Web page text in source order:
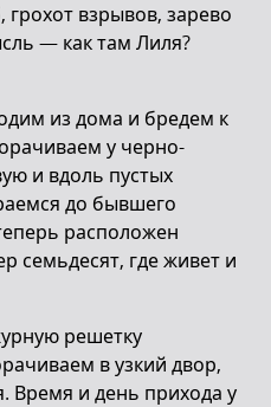
взрывов, зарево
— как там Лиля?
из дома и бредем к
у черно-
и вдоль пустых
до бывшего
расположен
семьдесят, где живет и
решетку
в узкий двор,
Время и день прихода у